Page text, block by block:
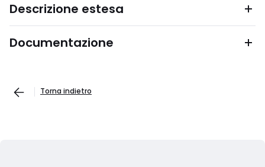
Descrizione estesa
Documentazione
Torna indietro